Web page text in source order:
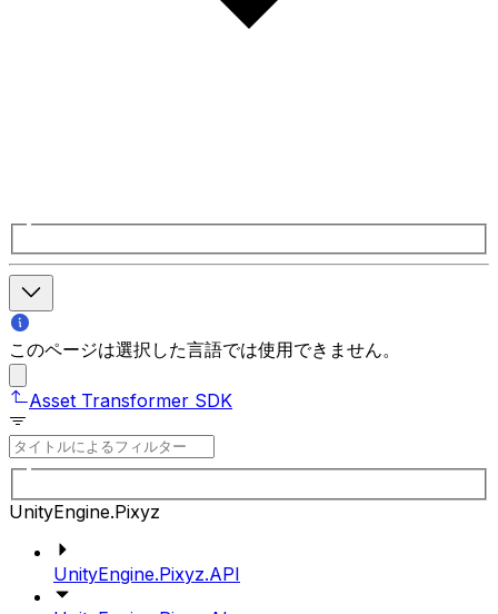
このページは選択した言語では使用できません。
Asset Transformer SDK
UnityEngine.Pixyz
UnityEngine.Pixyz.API